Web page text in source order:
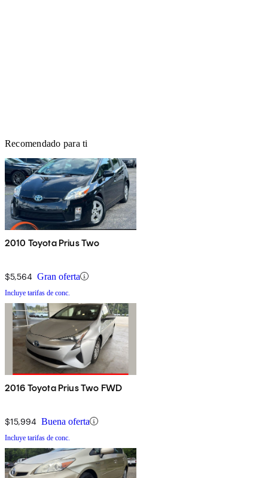
Recomendado para ti
2010 Toyota Prius Two
$5,564 Gran oferta
Incluye tarifas de conc.
2016 Toyota Prius Two FWD
$15,994 Buena oferta
Incluye tarifas de conc.